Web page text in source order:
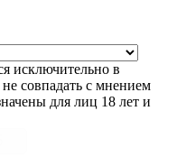
исключительно в
совпадать с мнением
для лиц 18 лет и